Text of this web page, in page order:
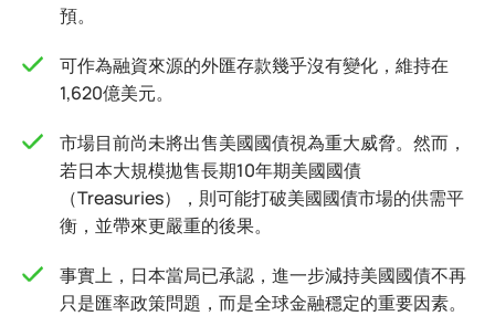
預。
可作為融資來源的外匯存款幾乎沒有變化，維持在
1,620億美元。
市場目前尚未將出售美國國債視為重大威脅。然而，
若日本大規模拋售長期10年期美國國債
（Treasuries），則可能打破美國國債市場的供需平
衡，並帶來更嚴重的後果。
事實上，日本當局已承認，進一步減持美國國債不再
只是匯率政策問題，而是全球金融穩定的重要因素。